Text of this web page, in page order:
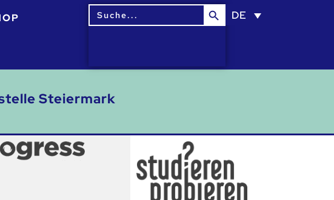
Search
for:
Search Button
DE
Steiermark